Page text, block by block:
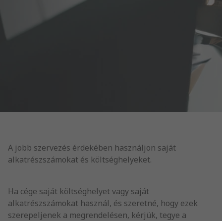
A jobb szervezés érdekében használjon saját
alkatrészszámokat és költséghelyeket.
Ha cége saját költséghelyet vagy saját
alkatrészszámokat használ, és szeretné, hogy ezek
szerepeljenek a megrendelésen, kérjük, tegye a